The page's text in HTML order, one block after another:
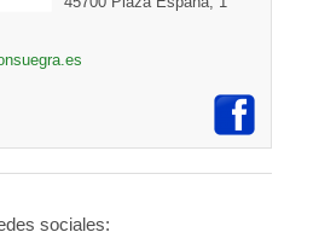
sociales: